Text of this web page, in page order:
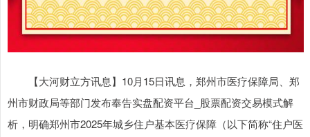
【大河财立方讯息】10月15日讯息，郑州市医疗保障局、郑
州市财政局等部门发布奉告实盘配资平台_股票配资交易模式解
析，明确郑州市2025年城乡住户基本医疗保障（以下简称“住户医